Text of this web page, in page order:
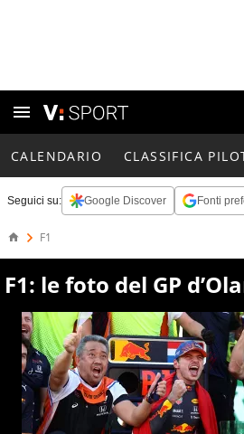
CALENDARIO CLASSIFICA
Seguici su: Google Discover Fonti
F1
F1: le foto del GP